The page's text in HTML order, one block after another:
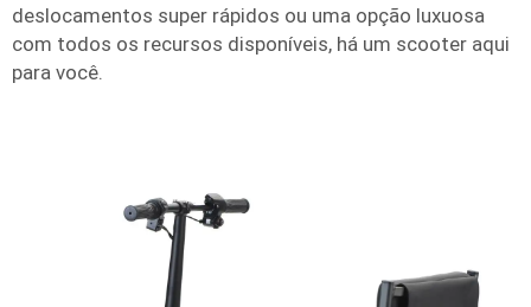
deslocamentos super rápidos ou uma opção luxuosa
com todos os recursos disponíveis, há um scooter aqui
para você.